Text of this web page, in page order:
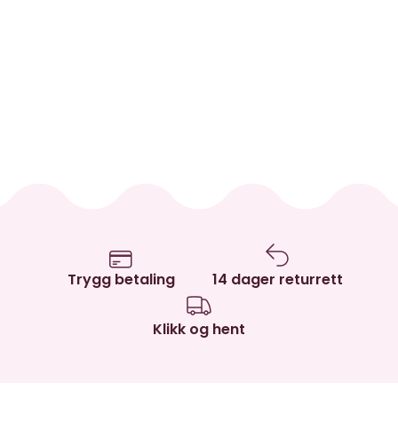
Trygg betaling 14 dager returrett
Klikk og hent